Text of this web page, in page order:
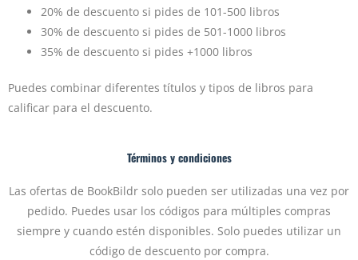
20% de descuento si pides de 101-500 libros
30% de descuento si pides de 501-1000 libros
35% de descuento si pides +1000 libros
Puedes combinar diferentes títulos y tipos de libros para
calificar para el descuento.
Términos y condiciones
Las ofertas de BookBildr solo pueden ser utilizadas una vez por
pedido. Puedes usar los códigos para múltiples compras
siempre y cuando estén disponibles. Solo puedes utilizar un
código de descuento por compra.